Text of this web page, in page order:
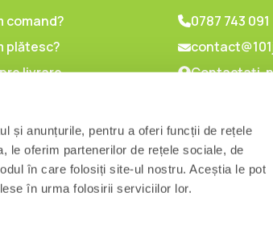
și anunțurile, pentru a oferi funcții de rețele
le oferim partenerilor de rețele sociale, de
în care folosiți site-ul nostru. Aceștia le pot
în urma folosirii serviciilor lor.
comand?
plătesc?
livrare
0787 743 091
Contactați-